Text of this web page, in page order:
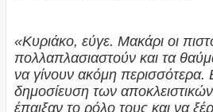
«Κυριάκο, εύγε. Μακάρι οι
πολλαπλασιαστούν και τα
να γίνουν ακόμη περισσότερα.
δημοσίευση των
έπαιξαν το ρόλο τους και να